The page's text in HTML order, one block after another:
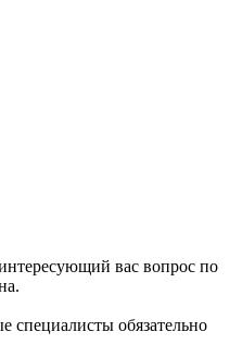
вас вопрос по
обязательно